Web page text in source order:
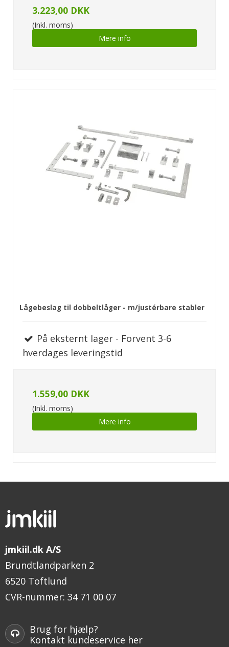
3.223,00 DKK
(Inkl. moms)
Mere info
Lågebeslag til dobbeltlåger - m/justérbare stabler
På eksternt lager - Forvent 3-6
hverdages leveringstid
1.559,00 DKK
(Inkl. moms)
Mere info
jmkiil.dk A/S
Brundtlandparken 2
6520 Toftlund
CVR-nummer: 34 71 00 07
Brug for hjælp?
Kontakt kundeservice her